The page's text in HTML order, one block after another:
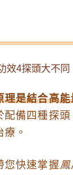
是結合高
配備四種探
。
您快速掌握